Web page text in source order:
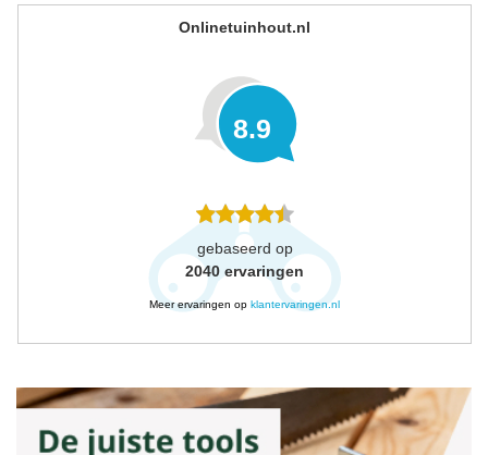
Onlinetuinhout.nl
8.9
gebaseerd op
2040 ervaringen
Meer ervaringen op klantervaringen.nl